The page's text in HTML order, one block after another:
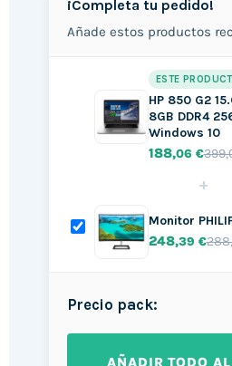
¡Completa tu pedido!
Añade estos productos
ESTE
HP 850 G2
8GB DDR4
Windows 10
188,06 €
+
Monitor
248,39 €
Precio pack:
AÑADIR TODO